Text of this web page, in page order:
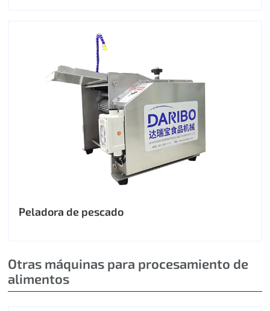
Peladora de pescado
Otras máquinas para procesamiento de
alimentos